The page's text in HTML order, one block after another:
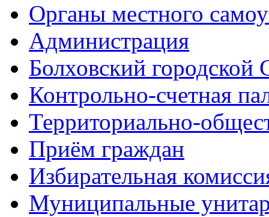
Органы местного
Администрация
Болховский городской
Контрольно-счетная
Территориально-
Приём граждан
Избирательная
Муниципальные